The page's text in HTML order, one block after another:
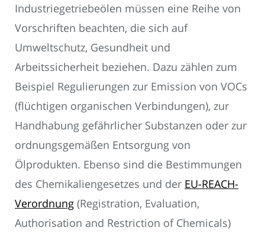
Industriegetriebeölen müssen eine Reihe von
Vorschriften beachten, die sich auf
Umweltschutz, Gesundheit und
Arbeitssicherheit beziehen. Dazu zählen zum
Beispiel Regulierungen zur Emission von VOCs
(flüchtigen organischen Verbindungen), zur
Handhabung gefährlicher Substanzen oder zur
ordnungsgemäßen Entsorgung von
Ölprodukten. Ebenso sind die Bestimmungen
des Chemikaliengesetzes und der EU-REACH-
Verordnung (Registration, Evaluation,
Authorisation and Restriction of Chemicals)